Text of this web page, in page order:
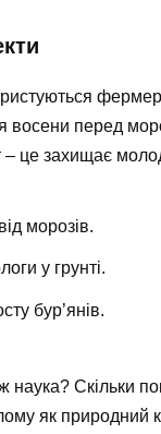
восени перед
– це захищає
морозів.
у грунті.
бур’янів.
наука? Скільки
як природний